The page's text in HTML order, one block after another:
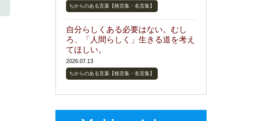
ちからのある言葉【格言集・名言集】
自分らしくある必要はない。むし
ろ、「人間らしく」生きる道を考え
てほしい。
2026.07.13
ちからのある言葉【格言集・名言集】